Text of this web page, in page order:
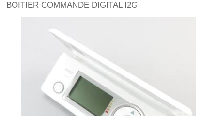
BOITIER COMMANDE DIGITAL I2G